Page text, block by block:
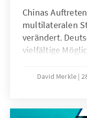
Chinas
multilateralen
verändert.
vielfältige
David Merkle